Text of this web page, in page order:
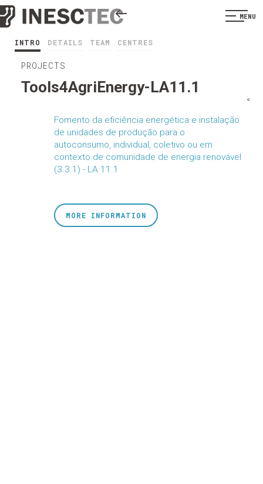
MENU
INTRO DETAILS TEAM CENTRES
PROJECTS
Tools4AgriEnergy-LA11.1
Fomento da eficiência energética e instalação
de unidades de produção para o
autoconsumo, individual, coletivo ou em
contexto de comunidade de energia renovável
(3.3.1) - LA 11.1
<
MORE INFORMATION